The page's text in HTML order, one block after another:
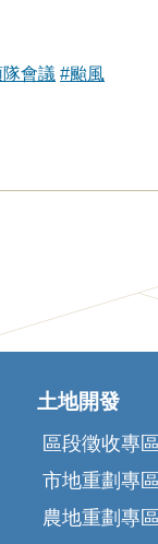
會議 #颱風
土地開發
區段徵收專區
市地重劃專區
農地重劃專區